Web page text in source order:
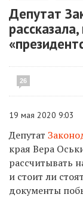
Депутат
26
19 мая 2020 9:03
Депутат
края Вера
рассчитывать
и стоит ли
документы